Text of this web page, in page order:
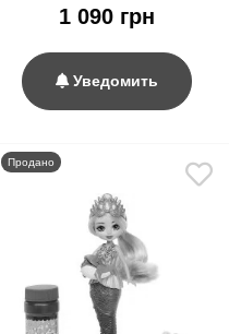
1 090 грн
Уведомить
Продано